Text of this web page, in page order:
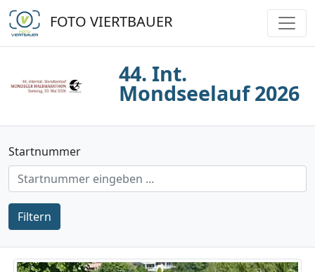
FOTO VIERTBAUER
44. Int.
Mondseelauf 2026
Startnummer
Filtern